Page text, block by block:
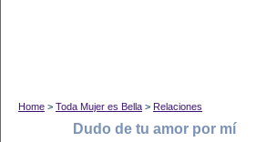
Home > Toda Mujer es Bella > Relaciones
Dudo de tu amor por mí